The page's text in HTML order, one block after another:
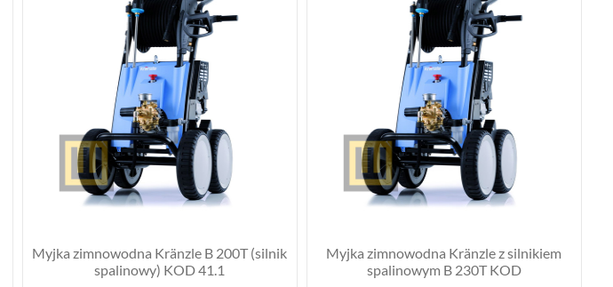
Myjka zimnowodna Kränzle B 200T (silnik
spalinowy) KOD 41.1
Myjka zimnowodna Kränzle z silnikiem
spalinowym B 230T KOD